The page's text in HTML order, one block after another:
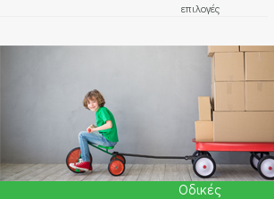
επιλογές
Οδικές